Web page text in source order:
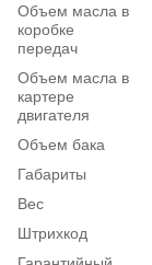
Объем масла в
коробке
передач
Объем масла в
картере
двигателя
Объем бака
Габариты
Вес
Штрихкод